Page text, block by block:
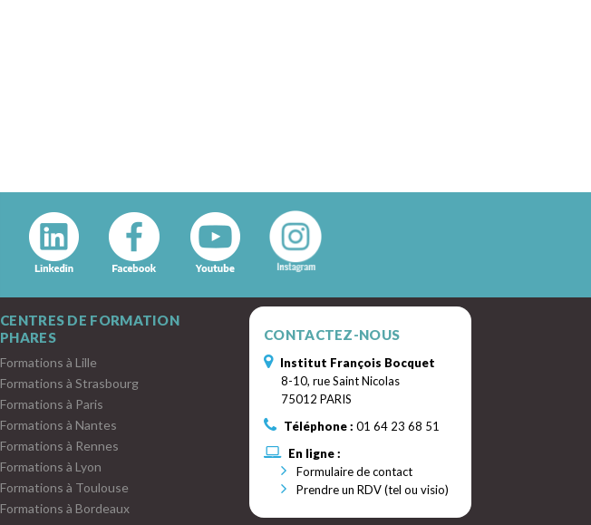
CENTRES DE FORMATION
PHARES
Formations à Lille
Formations à Strasbourg
Formations à Paris
Formations à Nantes
Formations à Rennes
Formations à Lyon
Formations à Toulouse
Formations à Bordeaux
CONTACTEZ-NOUS
Institut François Bocquet
8-10, rue Saint Nicolas
75012 PARIS
Téléphone : 01 64 23 68 51
En ligne :
Formulaire de contact
Prendre un RDV (tel ou visio)